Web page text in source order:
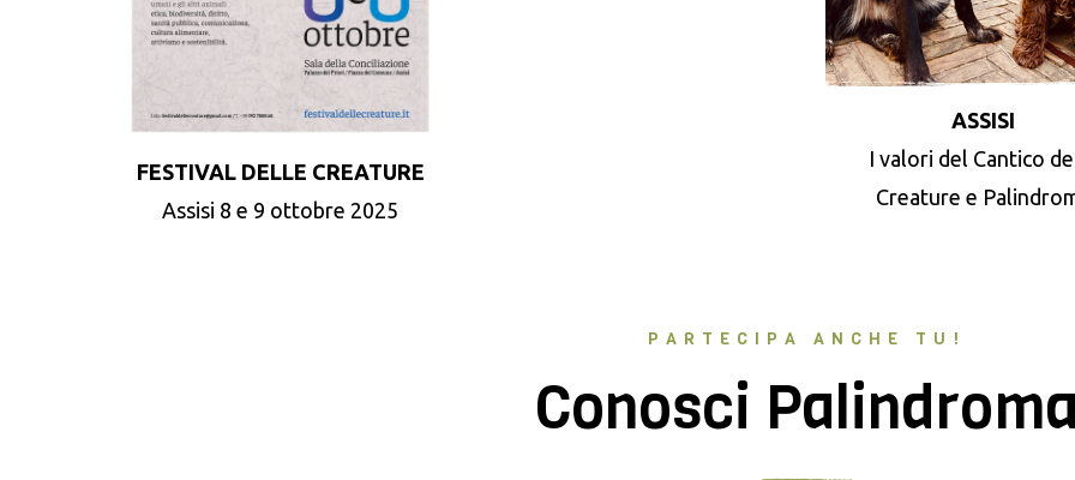
FESTIVAL DELLE CREATURE
Assisi 8 e 9 ottobre 2025
ASSISI
I valori del Cantico
Creature e
PARTECIPA ANCHE TU!
Conosci